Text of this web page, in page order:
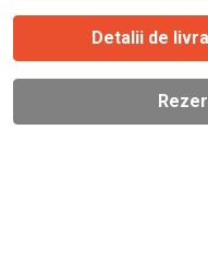
Detalii de